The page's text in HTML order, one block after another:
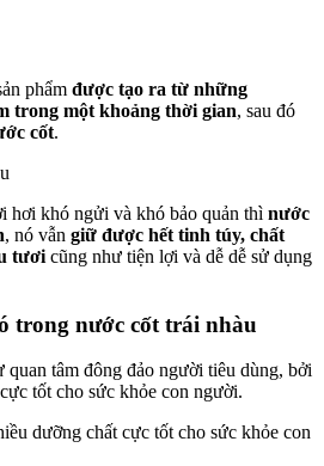
phẩm được tạo ra từ những
trong một khoảng thời gian, sau đó
cốt.
hơi khó ngửi và khó bảo quản thì nước
, nó vẫn giữ được hết tinh túy, chất
tươi cũng như tiện lợi và dễ dễ sử dụng
trong nước cốt trái nhàu
tâm đông đảo người tiêu dùng, bởi
tốt cho sức khỏe con người.
dưỡng chất cực tốt cho sức khỏe con